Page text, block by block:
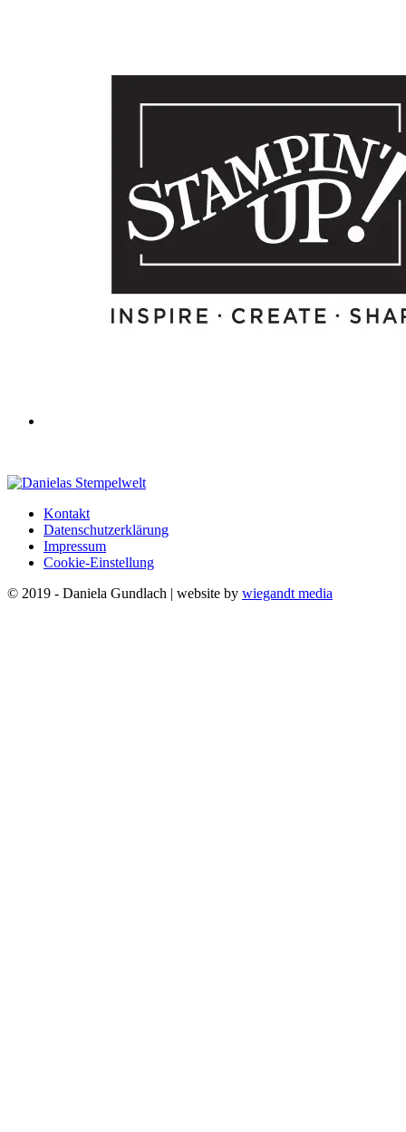
Kontakt
Datenschutzerklärung
Impressum
Cookie-Einstellung
© 2019 - Daniela Gundlach | website by wiegandt media